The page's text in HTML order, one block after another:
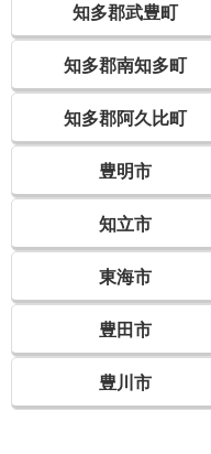
知多郡武豊町
知多郡南知多町
知多郡阿久比町
豊明市
知立市
東海市
豊田市
豊川市